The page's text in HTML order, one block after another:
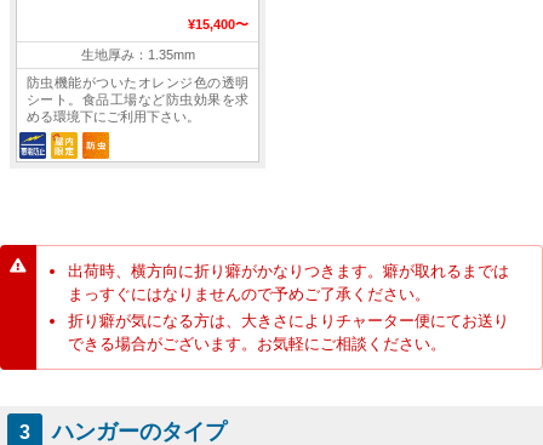
¥15,400〜
生地厚み：1.35mm
防虫機能がついたオレンジ色の透明
シート。食品工場など防虫効果を求
める環境下にご利用下さい。
出荷時、横方向に折り癖がかなりつきます。癖が取れるまでは
まっすぐにはなりませんので予めご了承ください。
折り癖が気になる方は、大きさによりチャーター便にてお送り
できる場合がございます。お気軽にご相談ください。
3 ハンガーのタイプ